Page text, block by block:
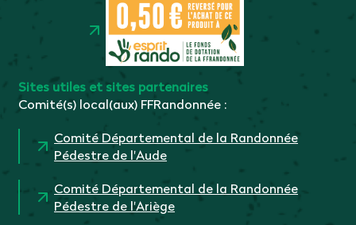
Sites utiles et sites partenaires
Comité(s) local(aux) FFRandonnée :
Comité Départemental de la Randonnée
Pédestre de l'Aude
Comité Départemental de la Randonnée
Pédestre de l'Ariège